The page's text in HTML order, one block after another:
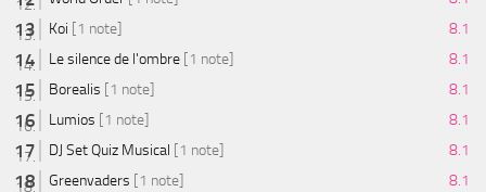
Koi [1 note]
8.1
Le silence de l'ombre [1 note]
8.1
Borealis [1 note]
8.1
Lumios [1 note]
8.1
DJ Set Quiz Musical [1 note]
8.1
Greenvaders [1 note]
8.1